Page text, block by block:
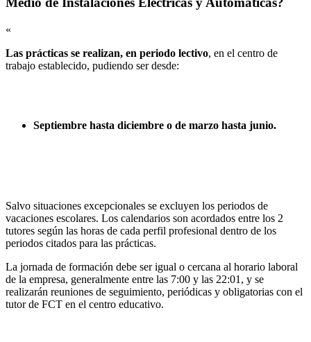
«
Las prácticas se realizan, en periodo lectivo, en el centro de
trabajo establecido, pudiendo ser desde:
Septiembre hasta diciembre o de marzo hasta junio.
Salvo situaciones excepcionales se excluyen los periodos de
vacaciones escolares. Los calendarios son acordados entre los 2
tutores según las horas de cada perfil profesional dentro de los
periodos citados para las prácticas.
La jornada de formación debe ser igual o cercana al horario laboral
de la empresa, generalmente entre las 7:00 y las 22:01, y se
realizarán reuniones de seguimiento, periódicas y obligatorias con el
tutor de FCT en el centro educativo.